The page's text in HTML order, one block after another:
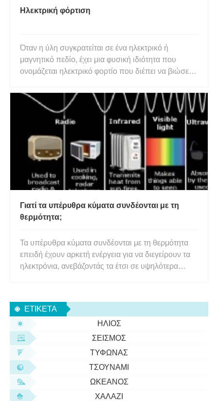
Ηλεκτρική φόρτιση
Όταν η ύλη συγκρατείται σε ένα ηλεκτρικό ή
μαγνητικό πεδίο, έχει μια φυσική ιδιότητα που
ονομάζεται ηλεκτρικό φορτίο που διέπει να βιώσει
από ένα ηλεκτρικό πεδίο, ενώ τα κινούμενα
ηλεκτρικά φορτία δημιουργούν ένα μαγνητικό πεδίο.
Η ηλεκτρομαγνητική δύνα
Γιατί τα υπέρυθρα κύματα συνδέονται με τη
θερμότητα;
Τα υπέρυθρα κύματα συνδέονται με τη θερμότητα
επειδή έχουν αρκετή ενέργεια για να διεγείρουν τα
ηλεκτρόνια, ανεβάζοντάς τα έτσι σε υψηλότερα
τυχαίο τίναγμα των μορίων. Αυτό το τίναγμα των
μορίων είναι που ανε
ΕΤΙΚΈΤΑ
ΉΛΙΟΣ
ΣΕΙΣΜΌΣ
ΤΥΦΏΝΑΣ
ΤΣΟΥΝΆΜΙ
ΩΚΕΑΝΌΣ
ΧΑΛΆΖΙ